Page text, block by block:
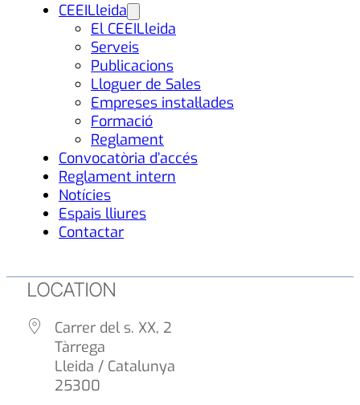
CEEILleida
El CEEILleida
Serveis
Publicacions
Lloguer de Sales
Empreses instal·lades
Formació
Reglament
Convocatòria d’accés
Reglament intern
Notícies
Espais lliures
Contactar
LOCATION
Carrer del s. XX, 2
Tàrrega
Lleida / Catalunya
25300